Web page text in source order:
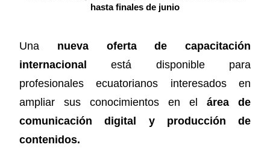
hasta finales de junio
Una nueva oferta de capacitación
internacional
está disponible para
profesionales ecuatorianos interesados en
ampliar sus conocimientos en el área de
comunicación digital y producción de
contenidos.